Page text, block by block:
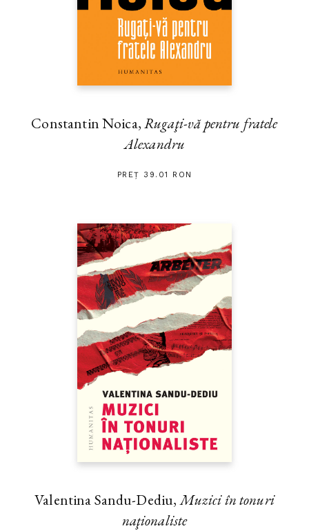
Constantin Noica,Rugaţi-vă pentru fratele
Alexandru
PREȚ 39.01 RON
Valentina Sandu-Dediu,Muzici în tonuri
naţionaliste